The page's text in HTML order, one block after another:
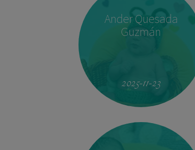
Ander Quesada
Guzmán
2025-11-23